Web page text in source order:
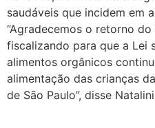
saudáveis que incidem em
“Agradecemos o retorno
fiscalizando para que a Lei
alimentos orgânicos
alimentação das crianças
de São Paulo”, disse Natalini